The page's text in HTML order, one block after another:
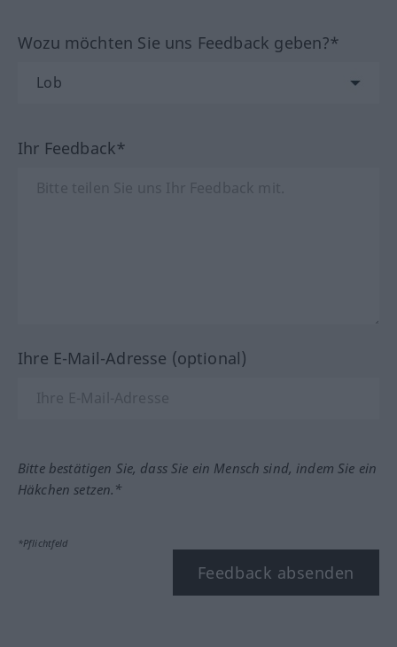
Wozu möchten Sie uns Feedback geben?*
Ihr Feedback*
Ihre E-Mail-Adresse (optional)
Bitte bestätigen Sie, dass Sie ein Mensch sind, indem Sie ein
Häkchen setzen.*
*Pflichtfeld
Feedback absenden